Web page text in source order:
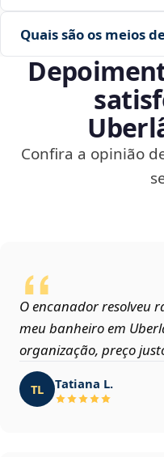
Quais são os meios
Confira a opinião
O encanador resolveu
meu banheiro em
organização, preço
TL Tatiana L.